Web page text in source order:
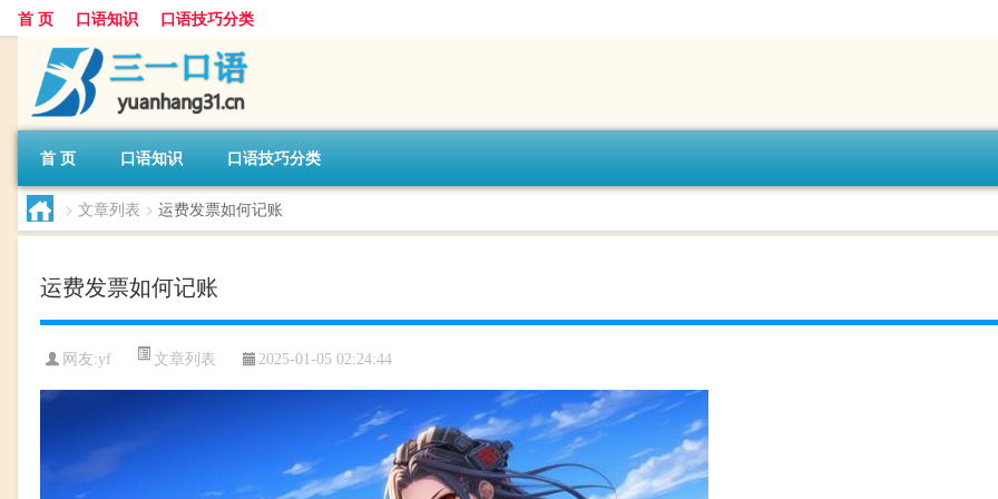
首 页 口语知识 口语技巧分类
首 页 口语知识 口语技巧分类
> 文章列表 > 运费发票如何记账
运费发票如何记账
网友:yf 文章列表 2025-01-05 02:24:44